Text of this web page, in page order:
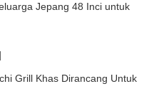
Jepang 48 Inci untuk
Grill Khas Dirancang Untuk